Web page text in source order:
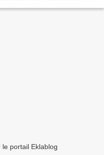
portail Eklablog